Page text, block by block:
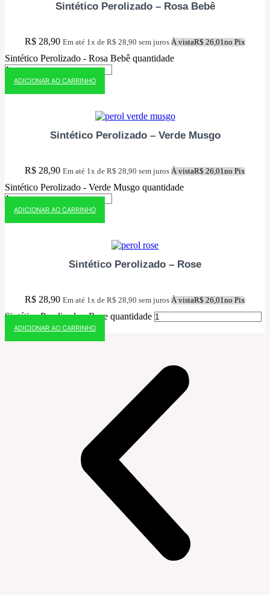
Sintético Perolizado – Rosa Bebê
R$ 28,90 Em até 1x de R$ 28,90 sem juros À vistaR$ 26,01no Pix
Sintético Perolizado - Rosa Bebê quantidade
ADICIONAR AO CARRINHO
Sintético Perolizado – Verde Musgo
R$ 28,90 Em até 1x de R$ 28,90 sem juros À vistaR$ 26,01no Pix
Sintético Perolizado - Verde Musgo quantidade
ADICIONAR AO CARRINHO
Sintético Perolizado – Rose
R$ 28,90 Em até 1x de R$ 28,90 sem juros À vistaR$ 26,01no Pix
Sintético Perolizado - Rose quantidade
ADICIONAR AO CARRINHO